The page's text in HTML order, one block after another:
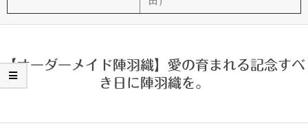
武
楽
衆
【オーダーメイド陣羽織】愛の育まれる記念すべ
き日に陣羽織を。